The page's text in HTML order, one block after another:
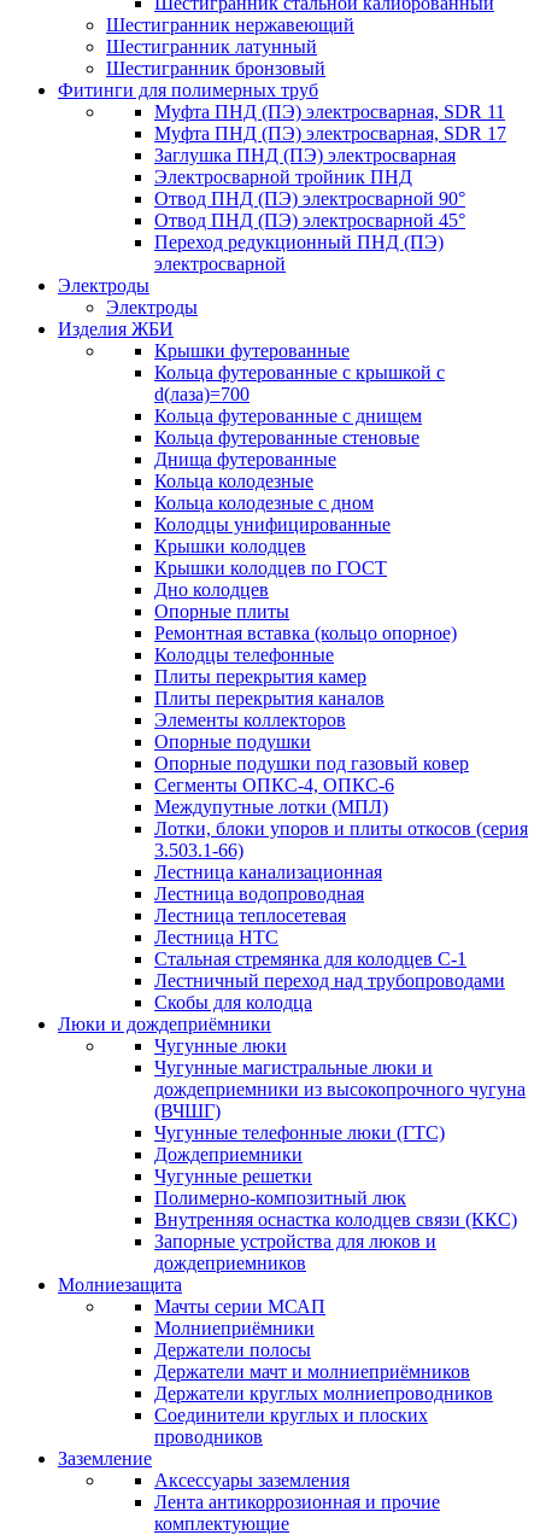
Шестигранник нержавеющий
Шестигранник латунный
Шестигранник бронзовый
Фитинги для полимерных труб
Муфта ПНД (ПЭ) электросварная, SDR 11
Муфта ПНД (ПЭ) электросварная, SDR 17
Заглушка ПНД (ПЭ) электросварная
Электросварной тройник ПНД
Отвод ПНД (ПЭ) электросварной 90°
Отвод ПНД (ПЭ) электросварной 45°
Переход редукционный ПНД (ПЭ)
электросварной
Электроды
Электроды
Изделия ЖБИ
Крышки футерованные
Кольца футерованные с крышкой с
d(лаза)=700
Кольца футерованные с днищем
Кольца футерованные стеновые
Днища футерованные
Кольца колодезные
Кольца колодезные с дном
Колодцы унифицированные
Крышки колодцев
Крышки колодцев по ГОСТ
Дно колодцев
Опорные плиты
Ремонтная вставка (кольцо опорное)
Колодцы телефонные
Плиты перекрытия камер
Плиты перекрытия каналов
Элементы коллекторов
Опорные подушки
Опорные подушки под газовый ковер
Сегменты ОПКС-4, ОПКС-6
Междупутные лотки (МПЛ)
Лотки, блоки упоров и плиты откосов (серия
3.503.1-66)
Лестница канализационная
Лестница водопроводная
Лестница теплосетевая
Лестница НТС
Стальная стремянка для колодцев С-1
Лестничный переход над трубопроводами
Скобы для колодца
Люки и дождеприёмники
Чугунные люки
Чугунные магистральные люки и
дождеприемники из высокопрочного чугуна
(ВЧШГ)
Чугунные телефонные люки (ГТС)
Дождеприемники
Чугунные решетки
Полимерно-композитный люк
Внутренняя оснастка колодцев связи (ККС)
Запорные устройства для люков и
дождеприемников
Молниезащита
Мачты серии МСАП
Молниеприёмники
Держатели полосы
Держатели мачт и молниеприёмников
Держатели круглых молниепроводников
Cоединители круглых и плоских
проводников
Заземление
Аксессуары заземления
Лента антикоррозионная и прочие
комплектующие